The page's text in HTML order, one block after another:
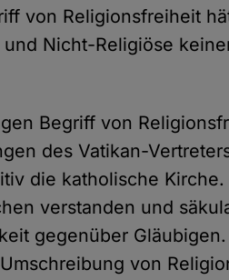
von Religionsfreiheit
Nicht-Religiöse
Begriff von
des Vatikan-
die katholische
verstanden und
gegenüber
von